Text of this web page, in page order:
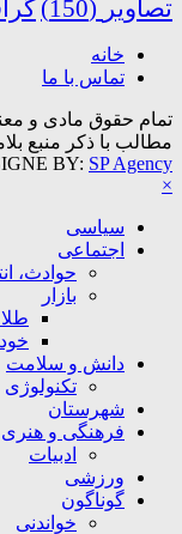
تصاویر (150)
خانه
تماس با ما
تمام حقوق مادی و
مطالب با ذکر منبع
BY: SP Agency
×
سیاسی
اجتماعی
حوادث،
بازار
دانش و سلامت
تکنولوژی
شهرستان
فرهنگی و هنری
ادبیات
ورزشی
گوناگون
خواندنی